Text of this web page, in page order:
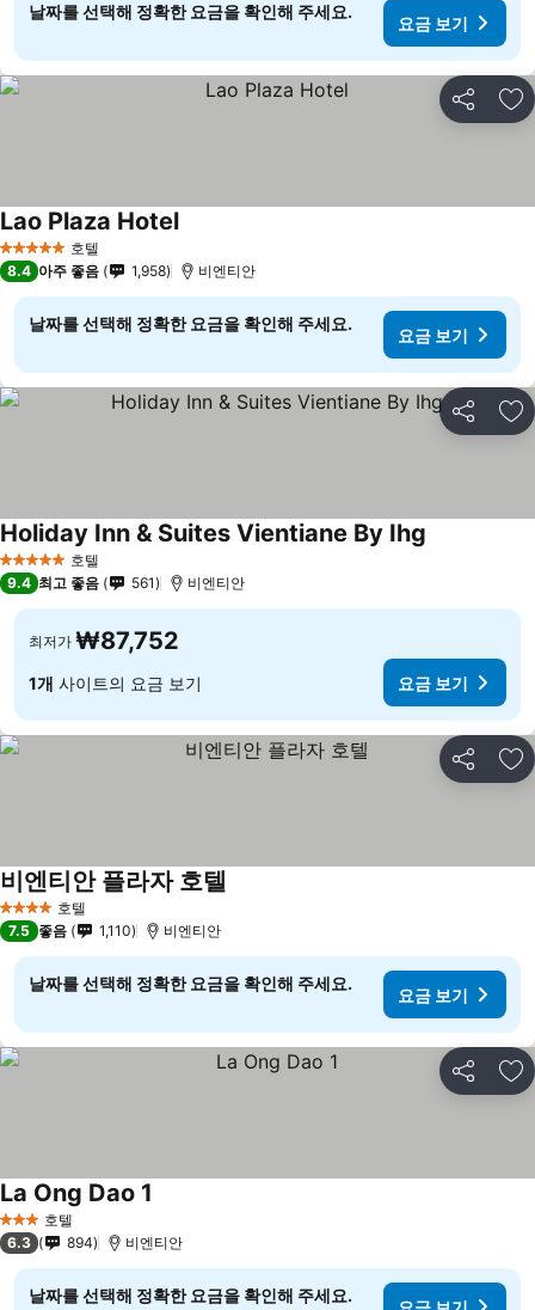
날짜를 선택해 정확한 요금을 확인해 주세요.
요금 보기
공유 즐
5 성급 호텔
Lao Plaza Hotel요금 보기
8.4 아주 좋음 1,958 비엔티안
날짜를 선택해 정확한 요금을 확인해 주세요.
요금 보기
공유 즐
5 성급 호텔
Holiday Inn & Suites Vientiane By Ihg
9.4 최고 좋음 561 비엔티안
최저가 ₩87,752
1개 사이트의 요금 보기 요금 보기
공유 즐
4 성급 호텔
비엔티안 플라자 호텔
7.5 좋음 1,110 비엔티안
날짜를 선택해 정확한 요금을 확인해 주세요.
요금 보기
공유 즐
3 성급 호텔
La Ong Dao 1
6.3 894 비엔티안
날짜를 선택해 정확한 요금을 확인해 주세요.